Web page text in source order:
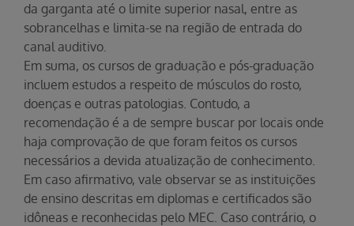
da garganta até o limite superior nasal, entre as
sobrancelhas e limita-se na região de entrada do
canal auditivo.
Em suma, os cursos de graduação e pós-graduação
incluem estudos a respeito de músculos do rosto,
doenças e outras patologias. Contudo, a
recomendação é a de sempre buscar por locais onde
haja comprovação de que foram feitos os cursos
necessários a devida atualização de conhecimento.
Em caso afirmativo, vale observar se as instituições
de ensino descritas em diplomas e certificados são
idôneas e reconhecidas pelo MEC. Caso contrário, o